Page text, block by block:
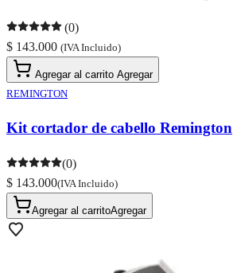
(0)
$ 143.000 (IVA Incluido)
Agregar al carrito Agregar
REMINGTON
Kit cortador de cabello Remington
(0)
$ 143.000(IVA Incluido)
Agregar al carritoAgregar